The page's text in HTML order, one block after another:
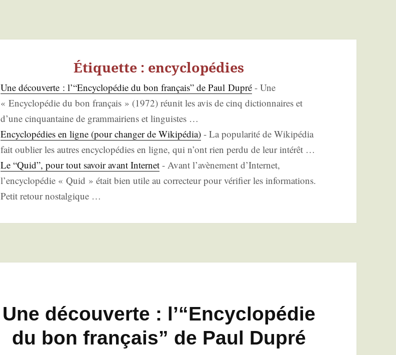
Étiquette : encyclopédies
Une décou­verte : l’“Encyclopédie du bon fran­çais” de Paul Dupré - Une
« Ency­clo­pé­die du bon fran­çais » (1972) réunit les avis de cinq dic­tion­naires et
d’une cin­quan­taine de gram­mai­riens et lin­guistes …
Ency­clo­pé­dies en ligne (pour chan­ger de Wiki­pé­dia) - La popu­la­ri­té de Wiki­pé­dia
fait oublier les autres ency­clo­pé­dies en ligne, qui n’ont rien per­du de leur inté­rêt …
Le “Quid”, pour tout savoir avant Inter­net - Avant l’a­vè­ne­ment d’In­ter­net,
l’en­cy­clo­pé­die « Quid » était bien utile au cor­rec­teur pour véri­fier les infor­ma­tions.
Petit retour nos­tal­gique …
Une découverte : l’“Encyclopédie
du bon français” de Paul Dupré